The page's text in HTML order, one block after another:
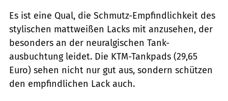
Es ist eine Qual, die Schmutz-Empfindlichkeit des
stylischen mattweißen Lacks mit anzusehen, der
besonders an der neuralgischen Tank-
ausbuchtung leidet. Die KTM-Tankpads (29,65
Euro) sehen nicht nur gut aus, sondern schützen
den empfindlichen Lack auch.